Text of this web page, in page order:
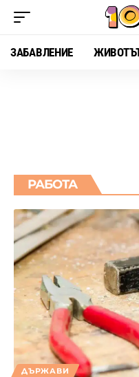
ЗАБАВЛЕНИЕ
РАБОТА
ДЪРЖАВИ